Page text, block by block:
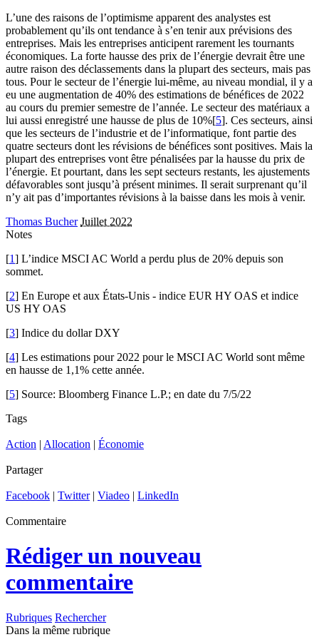
L’une des raisons de l’optimisme apparent des analystes est
probablement qu’ils ont tendance à s’en tenir aux prévisions des
entreprises. Mais les entreprises anticipent rarement les tournants
économiques. La forte hausse des prix de l’énergie devrait être une
autre raison des déclassements dans la plupart des secteurs, mais pas
tous. Pour le secteur de l’énergie lui-même, au niveau mondial, il y a
eu une augmentation de 40% des estimations de bénéfices de 2022
au cours du premier semestre de l’année. Le secteur des matériaux a
lui aussi enregistré une hausse de plus de 10%[5]. Ces secteurs, ainsi
que les secteurs de l’industrie et de l’informatique, font partie des
quatre secteurs dont les révisions de bénéfices sont positives. Mais la
plupart des entreprises vont être pénalisées par la hausse du prix de
l’énergie. Et pourtant, dans les sept secteurs restants, les ajustements
défavorables sont jusqu’à présent minimes. Il serait surprenant qu’il
n’y ait pas d’importantes révisions à la baisse dans les mois à venir.
Thomas Bucher Juillet 2022
Notes
[1] L’indice MSCI AC World a perdu plus de 20% depuis son
sommet.
[2] En Europe et aux États-Unis - indice EUR HY OAS et indice
US HY OAS
[3] Indice du dollar DXY
[4] Les estimations pour 2022 pour le MSCI AC World sont même
en hausse de 1,1% cette année.
[5] Source: Bloomberg Finance L.P.; en date du 7/5/22
Tags
Action | Allocation | Économie
Partager
Facebook | Twitter| Viadeo | LinkedIn
Commentaire
Rédiger un nouveau
commentaire
Rubriques Rechercher
Dans la même rubrique